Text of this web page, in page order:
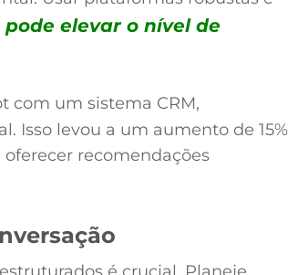
pode elevar o nível de
com um sistema CRM,
Isso levou a um aumento de 15%
recomendações